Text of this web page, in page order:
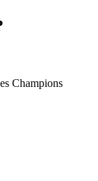
Champions